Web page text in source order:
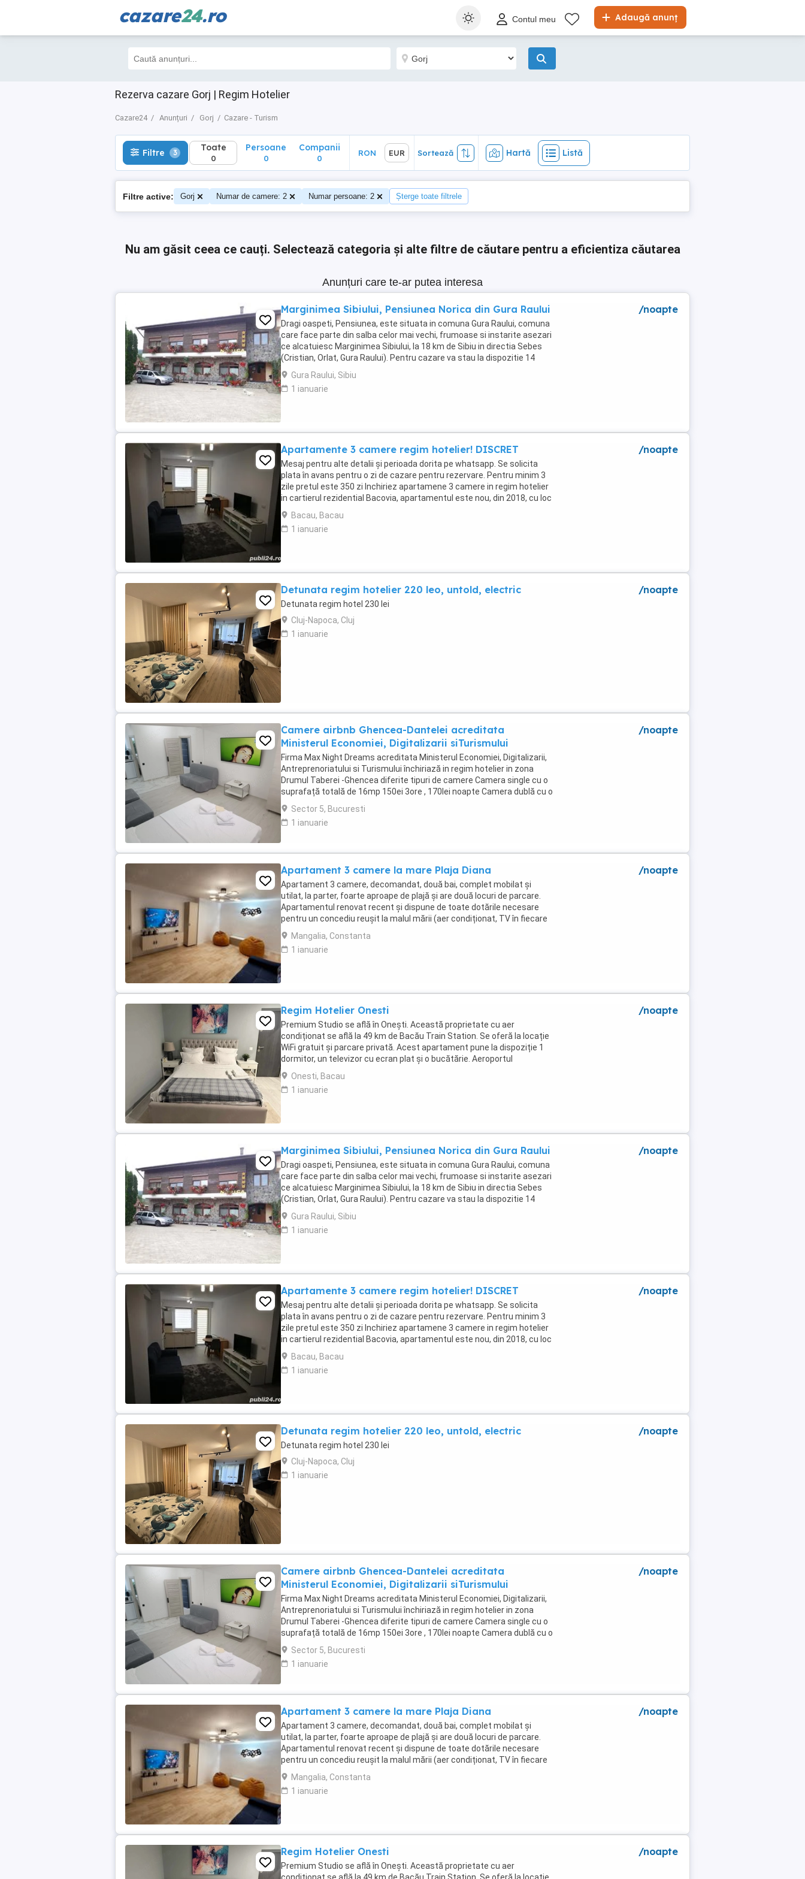
cazare24.ro Adaugă anunț
Contul meu
Rezerva cazare Gorj | Regim Hotelier
Cazare24 Anunțuri Gorj Cazare - Turism
Filtre 3 Toate
0
Hartă Listă
Filtre 3 Toate
0
Persoane
0
Companii
0
RON EUR Sortează Hartă Listă
Filtre active: Gorj Numar de camere: 2 Numar persoane: 2 Șterge toate filtrele
Nu am găsit ceea ce cauți. Selectează categoria și alte filtre de căutare pentru a eficientiza căutarea
Anunțuri care te-ar putea interesa
Marginimea Sibiului, Pensiunea Norica din Gura Raului
Dragi oaspeti, Pensiunea, este situata in comuna Gura Raului, comuna
care face parte din salba celor mai vechi, frumoase si instarite asezari
ce alcatuiesc Marginimea Sibiului, la 18 km de Sibiu in directia Sebes
(Cristian, Orlat, Gura Raului). Pentru cazare va stau la dispozitie 14
locuri in 7 camere ...
Gura Raului, Sibiu
1 ianuarie
/noapte
Apartamente 3 camere regim hotelier! DISCRET
Mesaj pentru alte detalii și perioada dorita pe whatsapp. Se solicita
plata în avans pentru o zi de cazare pentru rezervare. Pentru minim 3
zile pretul este 350 zi Inchiriez apartamene 3 camere in regim hotelier
in cartierul rezidential Bacovia, apartamentul este nou, din 2018, cu loc
de parcare pentru ...
Bacau, Bacau
1 ianuarie
/noapte
Detunata regim hotelier 220 leo, untold, electric
Detunata regim hotel 230 lei
Cluj-Napoca, Cluj
1 ianuarie
/noapte
Camere airbnb Ghencea-Dantelei acreditata
Ministerul Economiei, Digitalizarii siTurismului
Firma Max Night Dreams acreditata Ministerul Economiei, Digitalizarii,
Antreprenoriatului si Turismului închiriază in regim hotelier in zona
Drumul Taberei -Ghencea diferite tipuri de camere Camera single cu o
suprafață totală de 16mp 150ei 3ore , 170lei noapte Camera dublă cu o
suprafață totală de ...
Sector 5, Bucuresti
1 ianuarie
/noapte
Apartament 3 camere la mare Plaja Diana
Apartament 3 camere, decomandat, două bai, complet mobilat și
utilat, la parter, foarte aproape de plajă și are două locuri de parcare.
Apartamentul renovat recent și dispune de toate dotările necesare
pentru un concediu reușit la malul mării (aer condiționat, TV în fiecare
cameră, mașină de spălat, ...
Mangalia, Constanta
1 ianuarie
/noapte
Regim Hotelier Onesti
Premium Studio se află în Onești. Această proprietate cu aer
condiționat se află la 49 km de Bacău Train Station. Se oferă la locație
WiFi gratuit și parcare privată. Acest apartament pune la dispoziție 1
dormitor, un televizor cu ecran plat și o bucătărie. Aeroportul
Internațional Bacău se află la 44 ...
Onesti, Bacau
1 ianuarie
/noapte
Marginimea Sibiului, Pensiunea Norica din Gura Raului
Dragi oaspeti, Pensiunea, este situata in comuna Gura Raului, comuna
care face parte din salba celor mai vechi, frumoase si instarite asezari
ce alcatuiesc Marginimea Sibiului, la 18 km de Sibiu in directia Sebes
(Cristian, Orlat, Gura Raului). Pentru cazare va stau la dispozitie 14
locuri in 7 camere ...
Gura Raului, Sibiu
1 ianuarie
/noapte
Apartamente 3 camere regim hotelier! DISCRET
Mesaj pentru alte detalii și perioada dorita pe whatsapp. Se solicita
plata în avans pentru o zi de cazare pentru rezervare. Pentru minim 3
zile pretul este 350 zi Inchiriez apartamene 3 camere in regim hotelier
in cartierul rezidential Bacovia, apartamentul este nou, din 2018, cu loc
de parcare pentru ...
Bacau, Bacau
1 ianuarie
/noapte
Detunata regim hotelier 220 leo, untold, electric
Detunata regim hotel 230 lei
Cluj-Napoca, Cluj
1 ianuarie
/noapte
Camere airbnb Ghencea-Dantelei acreditata
Ministerul Economiei, Digitalizarii siTurismului
Firma Max Night Dreams acreditata Ministerul Economiei, Digitalizarii,
Antreprenoriatului si Turismului închiriază in regim hotelier in zona
Drumul Taberei -Ghencea diferite tipuri de camere Camera single cu o
suprafață totală de 16mp 150ei 3ore , 170lei noapte Camera dublă cu o
suprafață totală de ...
Sector 5, Bucuresti
1 ianuarie
/noapte
Apartament 3 camere la mare Plaja Diana
Apartament 3 camere, decomandat, două bai, complet mobilat și
utilat, la parter, foarte aproape de plajă și are două locuri de parcare.
Apartamentul renovat recent și dispune de toate dotările necesare
pentru un concediu reușit la malul mării (aer condiționat, TV în fiecare
cameră, mașină de spălat, ...
Mangalia, Constanta
1 ianuarie
/noapte
Regim Hotelier Onesti
Premium Studio se află în Onești. Această proprietate cu aer
/noapte